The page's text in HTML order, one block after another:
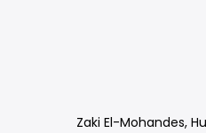
5 Zaki El-Mohandes,